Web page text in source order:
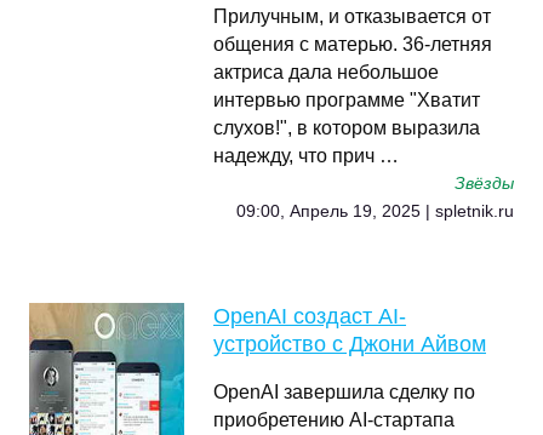
Прилучным, и отказывается от
общения с матерью. 36-летняя
актриса дала небольшое
интервью программе "Хватит
слухов!", в котором выразила
надежду, что прич …
Звёзды
09:00, Апрель 19, 2025 | spletnik.ru
OpenAI создаст AI-
устройство с Джони Айвом
OpenAI завершила сделку по
приобретению AI-стартапа